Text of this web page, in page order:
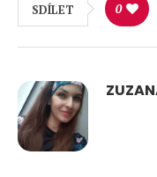
SDÍLET 0